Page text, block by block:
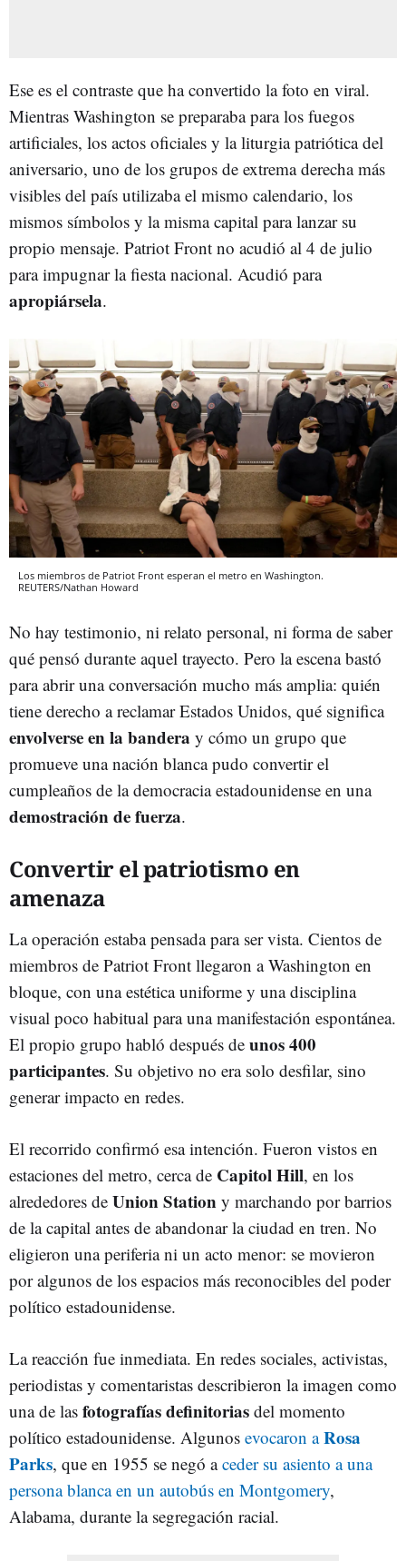
Ese es el contraste que ha convertido la foto en viral.
Mientras Washington se preparaba para los fuegos
artificiales, los actos oficiales y la liturgia patriótica del
aniversario, uno de los grupos de extrema derecha más
visibles del país utilizaba el mismo calendario, los
mismos símbolos y la misma capital para lanzar su
propio mensaje. Patriot Front no acudió al 4 de julio
para impugnar la fiesta nacional. Acudió para
apropiársela.
Los miembros de Patriot Front esperan el metro en Washington.
REUTERS/Nathan Howard
No hay testimonio, ni relato personal, ni forma de saber
qué pensó durante aquel trayecto. Pero la escena bastó
para abrir una conversación mucho más amplia: quién
tiene derecho a reclamar Estados Unidos, qué significa
envolverse en la bandera y cómo un grupo que
promueve una nación blanca pudo convertir el
cumpleaños de la democracia estadounidense en una
demostración de fuerza.
Convertir el patriotismo en
amenaza
La operación estaba pensada para ser vista. Cientos de
miembros de Patriot Front llegaron a Washington en
bloque, con una estética uniforme y una disciplina
visual poco habitual para una manifestación espontánea.
El propio grupo habló después de unos 400
participantes. Su objetivo no era solo desfilar, sino
generar impacto en redes.
El recorrido confirmó esa intención. Fueron vistos en
estaciones del metro, cerca de Capitol Hill, en los
alrededores de Union Station y marchando por barrios
de la capital antes de abandonar la ciudad en tren. No
eligieron una periferia ni un acto menor: se movieron
por algunos de los espacios más reconocibles del poder
político estadounidense.
La reacción fue inmediata. En redes sociales, activistas,
periodistas y comentaristas describieron la imagen como
una de las fotografías definitorias del momento
político estadounidense. Algunos evocaron aRosa
Parks, que en 1955 se negó aceder su asiento a una
persona blanca en un autobús en Montgomery,
Alabama, durante la segregación racial.